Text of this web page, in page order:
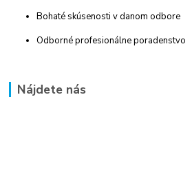
Bohaté skúsenosti v danom odbore
Odborné profesionálne poradenstvo
Nájdete nás